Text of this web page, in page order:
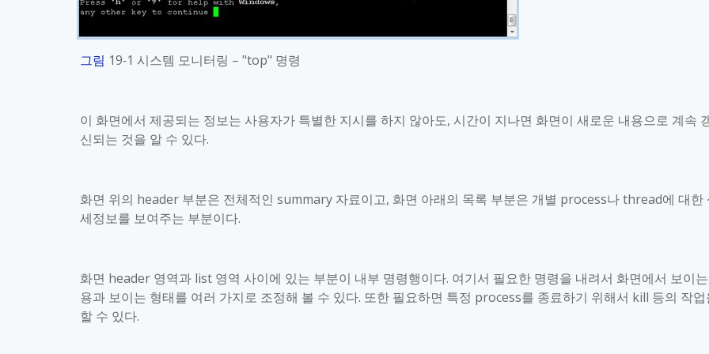
그림 19‑1 시스템 모니터링 – "top" 명령
이 화면에서 제공되는 정보는 사용자가 특별한 지시를 하지 않아도, 시간이 지나면 화면이 새로운 내용으로 계속
신되는 것을 알 수 있다.
화면 위의 header 부분은 전체적인 summary 자료이고, 화면 아래의 목록 부분은 개별 process나thread에 대한
세정보를 보여주는 부분이다.
화면 header 영역과 list 영역 사이에 있는 부분이 내부 명령행이다. 여기서 필요한 명령을 내려서 화면에서 보이
용과 보이는 형태를 여러 가지로 조정해 볼 수 있다. 또한 필요하면 특정 process를 종료하기 위해서 kill 등의 작업
할 수 있다.